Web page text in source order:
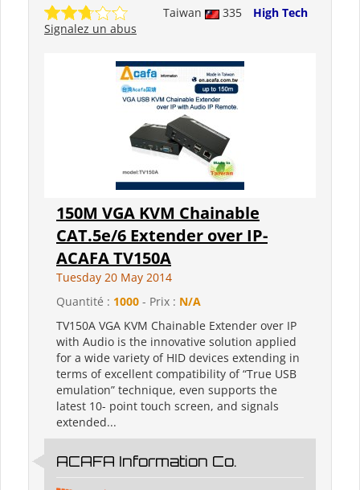
Taiwan 335
High Tech
Signalez un abus
150M VGA KVM Chainable
CAT.5e/6 Extender over IP-
ACAFA TV150A
Tuesday 20 May 2014
Quantité : 1000 - Prix : N/A
TV150A VGA KVM Chainable Extender over IP
with Audio is the innovative solution applied
for a wide variety of HID devices extending in
terms of excellent compatibility of “True USB
emulation” technique, even supports the
latest 10- point touch screen, and signals
extended...
ACAFA Information Co.